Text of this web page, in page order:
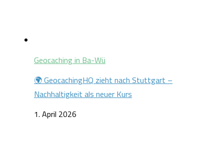
Geocaching in Ba-Wü
🌍 GeocachingHQ zieht nach Stuttgart –
Nachhaltigkeit als neuer Kurs
1. April 2026